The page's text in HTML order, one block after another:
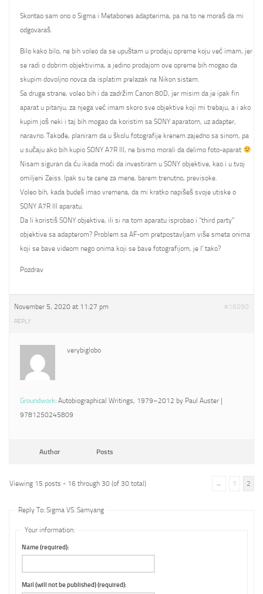
Skontao sam ono o Sigma i Metabones adapterima, pa na to ne moraš da mi
odgovaraš.
Bilo kako bilo, ne bih voleo da se upuštam u prodaju opreme koju već imam, jer
se radi o dobrim objektivima, a jedino prodajom ove opreme bih mogao da
skupim dovoljno novca da isplatim prelazak na Nikon sistem.
Sa druge strane, voleo bih i da zadržim Canon 80D, jer misim da je ipak fin
aparat u pitanju, za njega već imam skoro sve objektive koji mi trebaju, a i ako
kupim još neki i taj bih mogao da koristim sa SONY aparatom, uz adapter,
naravno. Takođe, planiram da u školu fotografije krenem zajedno sa sinom, pa
u sučaju ako bih kupio SONY A7R III, ne bismo morali da delimo foto-aparat
Nisam siguran da ću ikada moći da investiram u SONY objektive, kao i u tvoj
omiljeni Zeiss. Ipak su te cene za mene, barem trenutno, previsoke.
Voleo bih, kada budeš imao vremena, da mi kratko napišeš svoje utiske o
SONY A7R III aparatu.
Da li koristiš SONY objektive, ili si na tom aparatu isprobao i “third party”
objektive sa adapterom? Problem sa AF-om pretpostavljam više smeta onima
koji se bave videom nego onima koji se bave fotografijom, je l’ tako?
Pozdrav
November 5, 2020 at 11:27 pm #16090
REPLY
verybiglobo
Groundwork: Autobiographical Writings, 1979–2012 by Paul Auster |
9781250245809
Author Posts
Viewing 15 posts - 16 through 30 (of 30 total) ← 1 2
Reply To: Sigma VS. Samyang
Your information:
Name (required):
Mail (will not be published) (required):